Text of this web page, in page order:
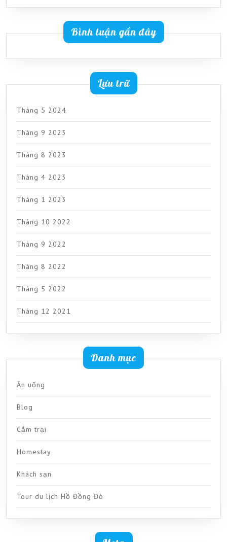
Bình luận gần đây
Lưu trữ
Tháng 5 2024
Tháng 9 2023
Tháng 8 2023
Tháng 4 2023
Tháng 1 2023
Tháng 10 2022
Tháng 9 2022
Tháng 8 2022
Tháng 5 2022
Tháng 12 2021
Danh mục
Ăn uống
Blog
Cắm trại
Homestay
Khách sạn
Tour du lịch Hồ Đồng Đò